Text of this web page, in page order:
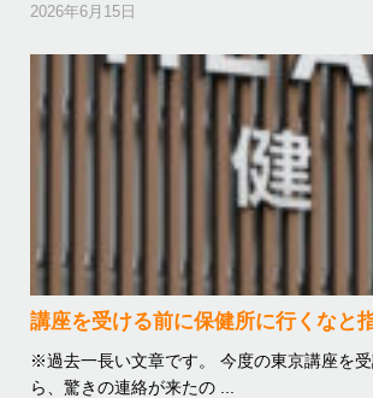
2026年6月15日
講座を受ける前に保健所に行くなと
※過去一長い文章です。 今度の東京講座を
ら、驚きの連絡が来たの ...